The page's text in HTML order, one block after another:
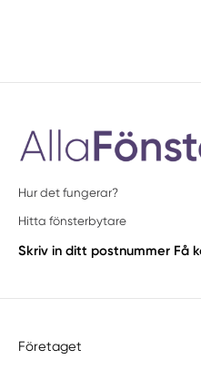
Hur det fungerar?
Hitta fönsterbytare
Skriv in ditt postnummer Få
Företaget